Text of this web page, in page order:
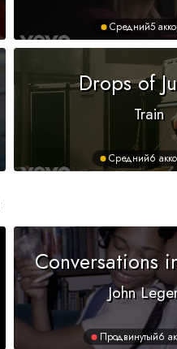
Средний5
Drops of
Train
Средний6
Conversations
John
Продвинутый6